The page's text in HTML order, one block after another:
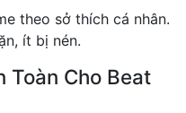
theo sở thích cá nhân.
ít bị nén.
Toàn Cho Beat